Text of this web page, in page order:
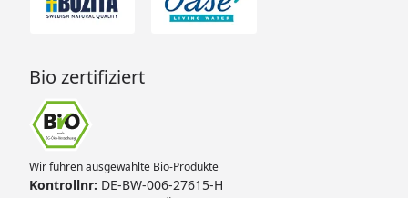
Bio zertifiziert
Wir führen ausgewählte Bio-Produkte
Kontrollnr: DE-BW-006-27615-H